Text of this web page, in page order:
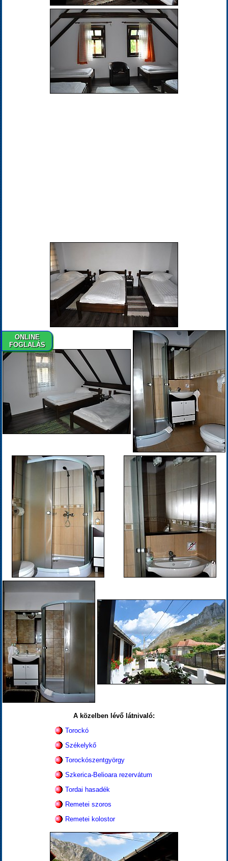
ONLINE
FOGLALÁS
A közelben lévő látnivaló:
Torockó
Székelykő
Torockószentgyörgy
Szkerica-Belioara rezervátum
Tordai hasadék
Remetei szoros
Remetei kolostor